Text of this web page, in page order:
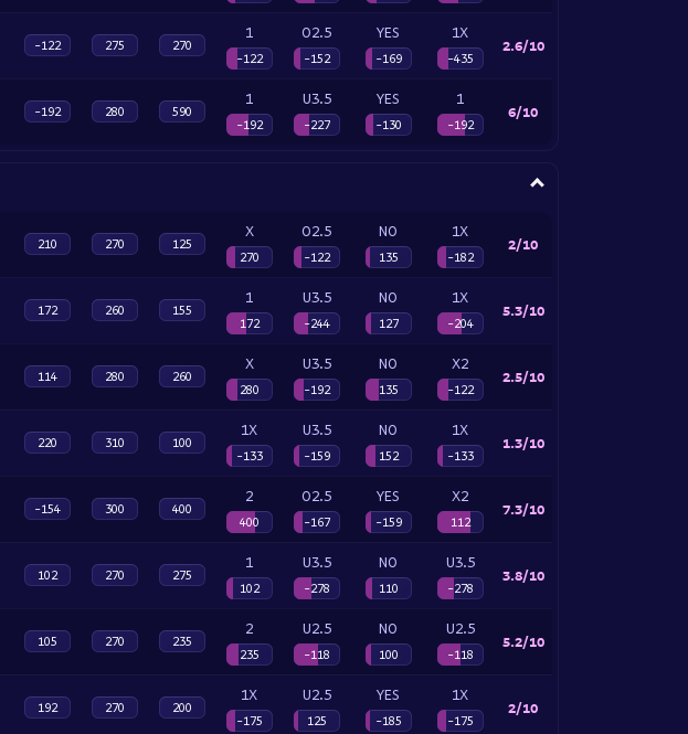
-122 275 270
1
-122
O2.5
-152
YES
-169
1X
-435
2.6/10
-192 280 590
1
-192
U3.5
-227
YES
-130
1
-192
6/10
210 270 125
X
270
O2.5
-122
NO
135
1X
-182
2/10
172 260 155
1
172
U3.5
-244
NO
127
1X
-204
5.3/10
114 280 260
X
280
U3.5
-192
NO
135
X2
-122
2.5/10
220 310 100
1X
-133
U3.5
-159
NO
152
1X
-133
1.3/10
-154 300 400
2
400
O2.5
-167
YES
-159
X2
112
7.3/10
102 270 275
1
102
U3.5
-278
NO
110
U3.5
-278
3.8/10
105 270 235
2
235
U2.5
-118
NO
100
U2.5
-118
5.2/10
192 270 200
1X
-175
U2.5
125
YES
-185
1X
-175
2/10